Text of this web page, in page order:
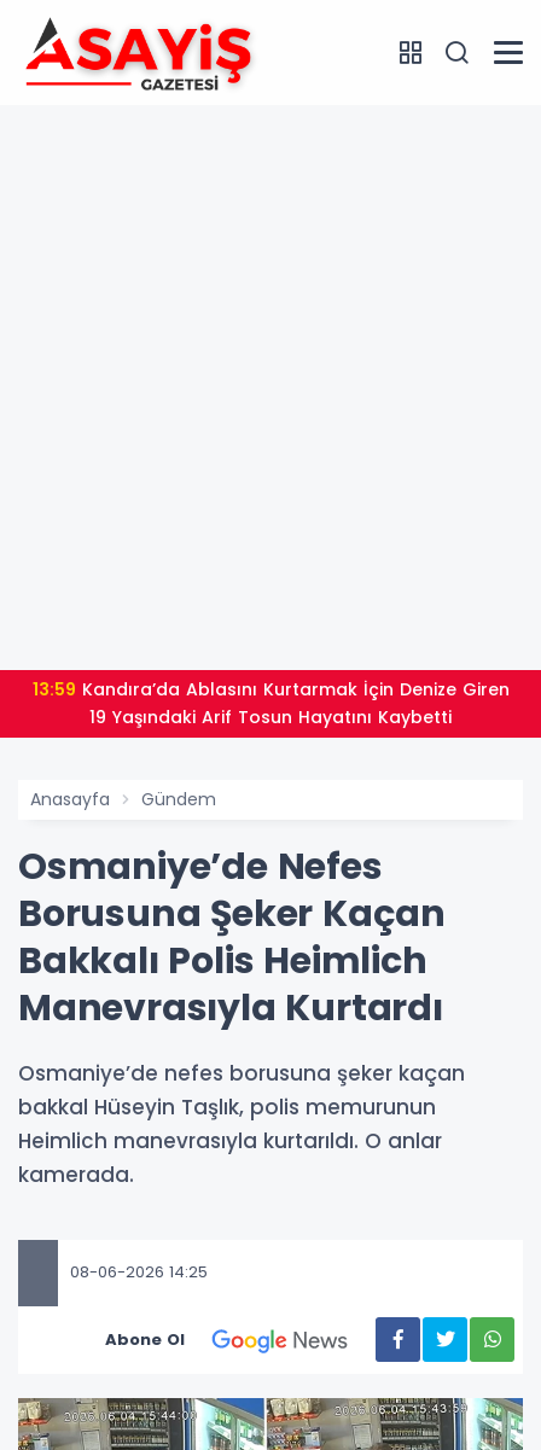
13:59
19 Yaşındaki Arif Tosun Hayatını Kaybetti
Anasayfa Gündem
Osmaniye’de Nefes
Borusuna Şeker Kaçan
Bakkalı Polis Heimlich
Manevrasıyla Kurtardı
Osmaniye’de nefes borusuna şeker kaçan
bakkal Hüseyin Taşlık, polis memurunun
Heimlich manevrasıyla kurtarıldı. O anlar
kamerada.
08-06-2026 14:25
Abone Ol